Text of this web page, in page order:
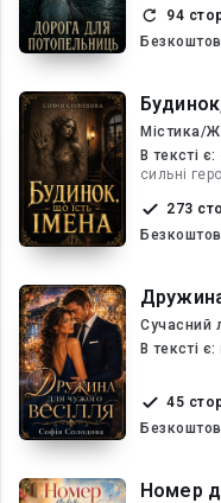
94
Містика/
В текcті є:
сильні
273
Сучасний
роман
В текcті є:
45
Номер